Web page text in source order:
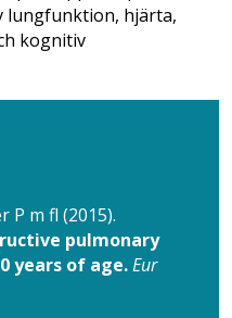
lungfunktion, hjärta,
kognitiv
P m fl (2015).
pulmonary
years of age.Eur